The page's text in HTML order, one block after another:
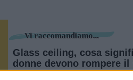
Vi raccomandiamo...
Glass ceiling, cosa
donne devono rompere
cristallo